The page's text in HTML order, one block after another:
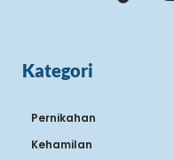
Kategori
Pernikahan
Kehamilan